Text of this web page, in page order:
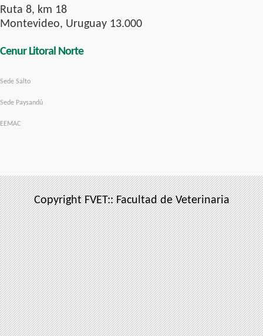
Ruta 8, km 18
Montevideo, Uruguay 13.000
Cenur Litoral Norte
Sede Salto
Sede Paysandú
EEMAC
Copyright FVET:: Facultad de Veterinaria